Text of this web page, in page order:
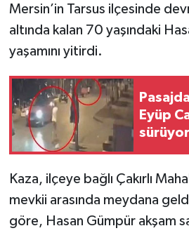
Mersin’in Tarsus ilçesinde
altında kalan 70 yaşındaki
yaşamını yitirdi.
Eyüp
sürüyor
Kaza, ilçeye bağlı Çakırlı
mevkii arasında meydana
göre, Hasan Gümpür akşam